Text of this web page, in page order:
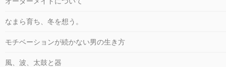
なまら育ち、冬を想う。
モチベーションが続かない男の生き方
風、波、太鼓と器